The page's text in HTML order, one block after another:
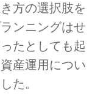
方の選択肢を
ンニングはせ
たとしても起
産運用につい
た。